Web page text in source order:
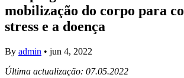
mobilização do corpo para
stress e a doença
By admin • jun 4, 2022
Última actualização: 07.05.2022